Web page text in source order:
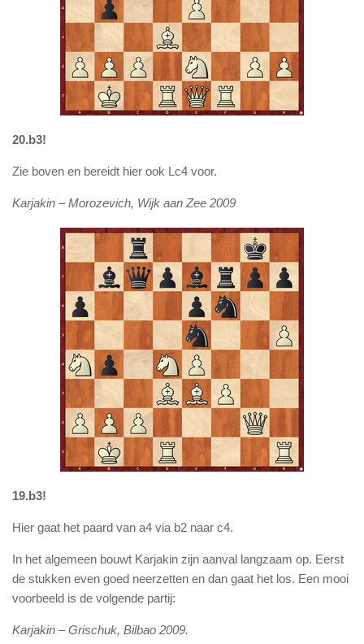
20.b3!
Zie boven en bereidt hier ook Lc4 voor.
Karjakin – Morozevich, Wijk aan Zee 2009
19.b3!
Hier gaat het paard van a4 via b2 naar c4.
In het algemeen bouwt Karjakin zijn aanval langzaam op. Eerst
de stukken even goed neerzetten en dan gaat het los. Een mooi
voorbeeld is de volgende partij:
Karjakin – Grischuk, Bilbao 2009.